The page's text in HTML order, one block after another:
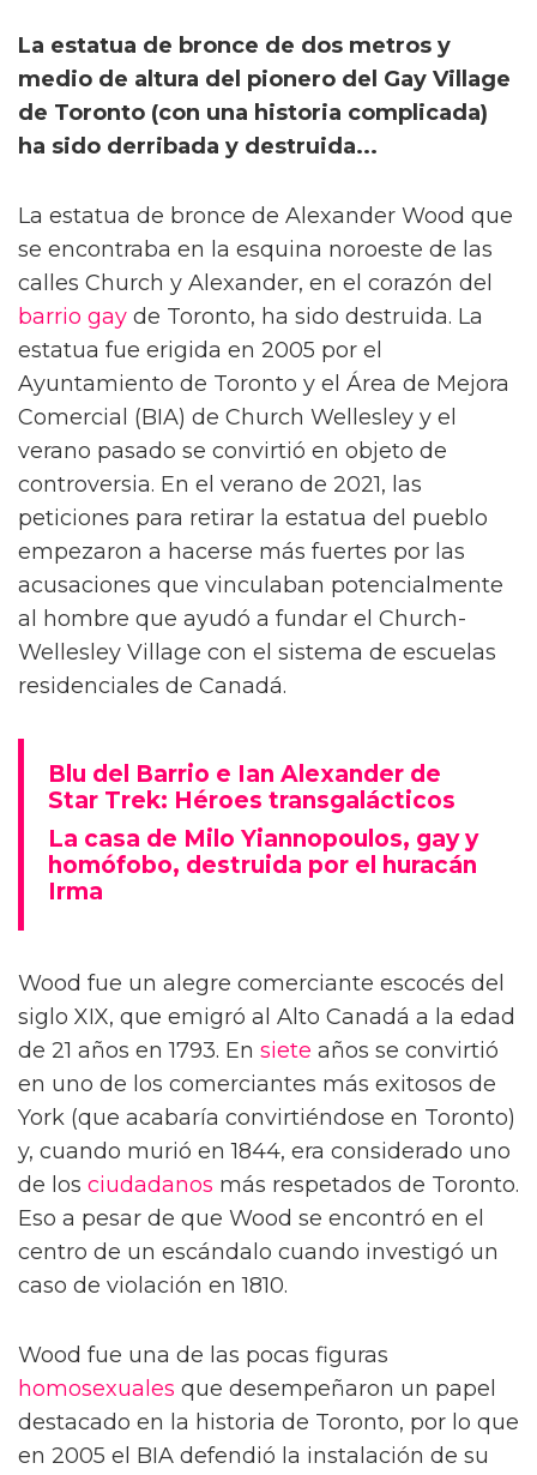
La estatua de bronce de dos metros y
medio de altura del pionero del Gay Village
de Toronto (con una historia complicada)
ha sido derribada y destruida...
La estatua de bronce de Alexander Wood que
se encontraba en la esquina noroeste de las
calles Church y Alexander, en el corazón del
barrio gay de Toronto, ha sido destruida. La
estatua fue erigida en 2005 por el
Ayuntamiento de Toronto y el Área de Mejora
Comercial (BIA) de Church Wellesley y el
verano pasado se convirtió en objeto de
controversia. En el verano de 2021, las
peticiones para retirar la estatua del pueblo
empezaron a hacerse más fuertes por las
acusaciones que vinculaban potencialmente
al hombre que ayudó a fundar el Church-
Wellesley Village con el sistema de escuelas
residenciales de Canadá.
Blu del Barrio e Ian Alexander de
Star Trek: Héroes transgalácticos
La casa de Milo Yiannopoulos, gay y
homófobo, destruida por el huracán
Irma
Wood fue un alegre comerciante escocés del
siglo XIX, que emigró al Alto Canadá a la edad
de 21 años en 1793. En siete años se convirtió
en uno de los comerciantes más exitosos de
York (que acabaría convirtiéndose en Toronto)
y, cuando murió en 1844, era considerado uno
de los ciudadanos más respetados de Toronto.
Eso a pesar de que Wood se encontró en el
centro de un escándalo cuando investigó un
caso de violación en 1810.
Wood fue una de las pocas figuras
homosexuales que desempeñaron un papel
destacado en la historia de Toronto, por lo que
en 2005 el BIA defendió la instalación de su